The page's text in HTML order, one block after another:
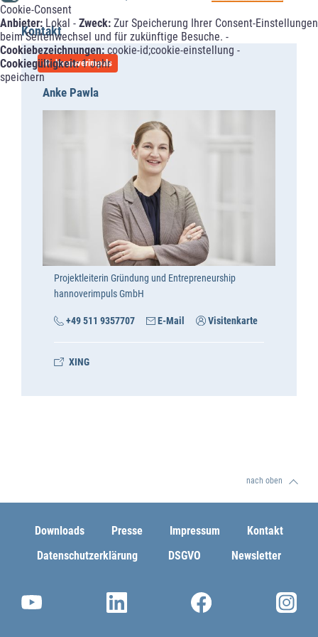
Cookie-Consent
Anbieter: Lokal - Zweck: Zur Speicherung Ihrer Consent-Einstellungen
beim Seitenwechsel und für zukünftige Besuche. -
Cookiebezeichnungen: cookie-id;cookie-einstellung -
Cookiegültigkeit:1 Jahr
speichern
Kontakt
hannoverimpuls
Anke Pawla
Projektleiterin Gründung und Entrepreneurship
hannoverimpuls GmbH
+49 511 9357707 E-Mail Visitenkarte
XING
nach oben
Downloads Presse Impressum
Kontakt
Datenschutzerklärung
DSGVO Newsletter